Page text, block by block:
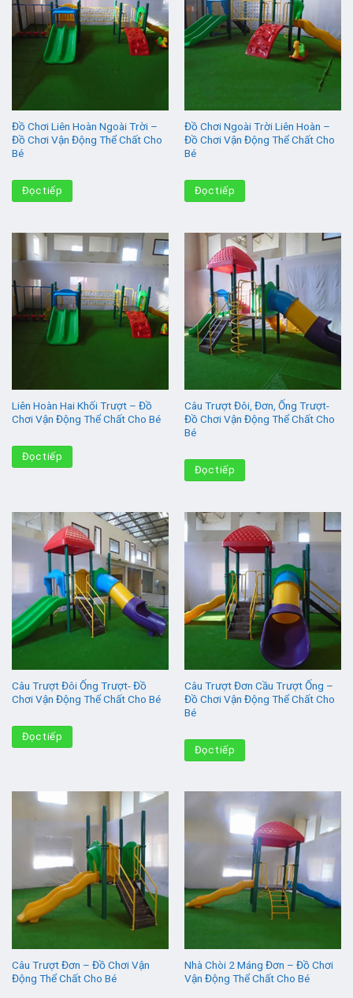
Đồ Chơi Liên Hoàn Ngoài Trời –
Đồ Chơi Vận Động Thể Chất Cho
Bé
Đọc tiếp
Đồ Chơi Ngoài Trời Liên Hoàn –
Đồ Chơi Vận Động Thể Chất Cho
Bé
Đọc tiếp
Liên Hoàn Hai Khối Trượt – Đồ
Chơi Vận Động Thể Chất Cho Bé
Đọc tiếp
Câu Trượt Đôi, Đơn, Ống Trượt-
Đồ Chơi Vận Động Thể Chất Cho
Bé
Đọc tiếp
Câu Trượt Đôi Ống Trượt- Đồ
Chơi Vận Động Thể Chất Cho Bé
Đọc tiếp
Câu Trượt Đơn Cầu Trượt Ống –
Đồ Chơi Vận Động Thể Chất Cho
Bé
Đọc tiếp
Câu Trượt Đơn – Đồ Chơi Vận
Động Thể Chất Cho Bé
Nhà Chòi 2 Máng Đơn – Đồ Chơi
Vận Động Thể Chất Cho Bé